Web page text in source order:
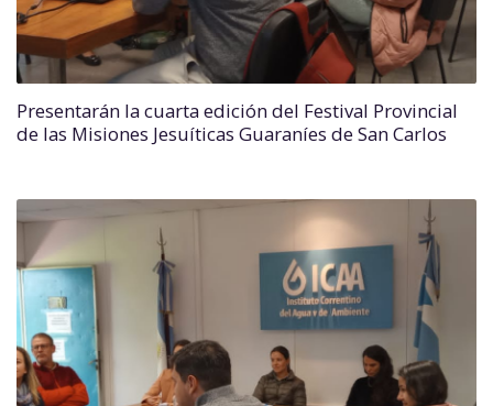
Presentarán la cuarta edición del Festival Provincial
de las Misiones Jesuíticas Guaraníes de San Carlos